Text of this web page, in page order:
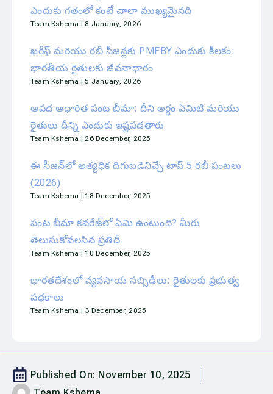
ఎందుకు గతంలో కంటే చాలా ముఖ్యమైనది
Team Kshema 8 January, 2026
ఖరీఫ్ మరియు రబీ సీజన్లకు PMFBY ఎందుకు కీలకం:
భారతీయ రైతులకు జీవనాధారం
Team Kshema 5 January, 2026
ఆపద ఆధారిత పంట బీమా: దీని అర్థం ఏమిటి మరియు
రైతులు దీన్ని ఎందుకు ఇష్టపడతారు
Team Kshema 26 December, 2025
ఈ సీజన్‌లో అత్యధిక దిగుబడినిచ్చే టాప్ 5 రబీ పంటలు
(2026)
Team Kshema 18 December, 2025
పంట బీమా కవరేజ్‌లో ఏమి ఉంటుంది? మీరు
తెలుసుకోవలసిన ప్రతిదీ
Team Kshema 10 December, 2025
భారతదేశంలో వ్యవసాయ సబ్సిడీలు: రైతులకు ప్రభుత్వ
పథకాలు
Team Kshema 3 December, 2025
Published On: November 10, 2025